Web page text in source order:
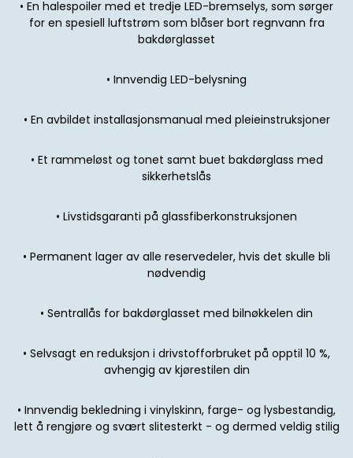
• En halespoiler med et tredje LED-bremselys, som sørger
for en spesiell luftstrøm som blåser bort regnvann fra
bakdørglasset
• Innvendig LED-belysning
• En avbildet installasjonsmanual med pleieinstruksjoner
• Et rammeløst og tonet samt buet bakdørglass med
sikkerhetslås
• Livstidsgaranti på glassfiberkonstruksjonen
• Permanent lager av alle reservedeler, hvis det skulle bli
nødvendig
• Sentrallås for bakdørglasset med bilnøkkelen din
• Selvsagt en reduksjon i drivstofforbruket på opptil 10 %,
avhengig av kjørestilen din
• Innvendig bekledning i vinylskinn, farge- og lysbestandig,
lett å rengjøre og svært slitesterkt - og dermed veldig stilig